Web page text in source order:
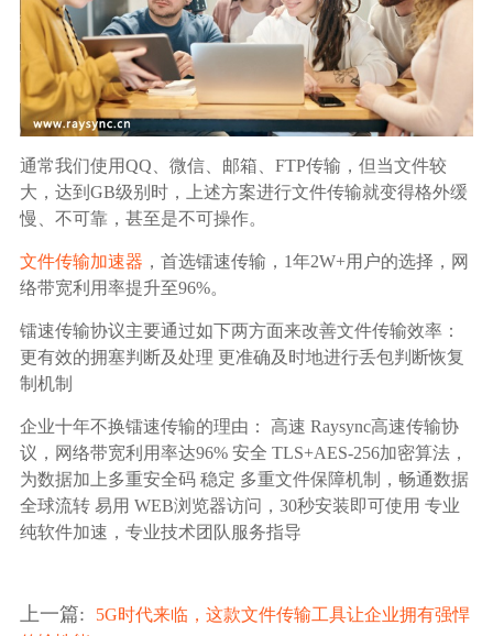
行业应用解决方案
政府机构
金融行业
基因行业
汽车行业
IT互联网行业
影视制作业
通常我们使用QQ、微信、邮箱、FTP传输，但当文件较
大，达到GB级别时，上述方案进行文件传输就变得格外缓
慢、不可靠，甚至是不可操作。
文件传输加速器 ，首选镭速传输，1年2W+用户的选择，网
络带宽利用率提升至96%。
镭速传输协议主要通过如下两方面来改善文件传输效率：
更有效的拥塞判断及处理 更准确及时地进行丢包判断恢复
制机制
企业十年不换镭速传输的理由： 高速 Raysync高速传输协
议，网络带宽利用率达96% 安全 TLS+AES-256加密算法，
为数据加上多重安全码 稳定 多重文件保障机制，畅通数据
全球流转 易用 WEB浏览器访问，30秒安装即可使用 专业
纯软件加速，专业技术团队服务指导
上一篇:
5G时代来临，这款文件传输工具让企业拥有强悍